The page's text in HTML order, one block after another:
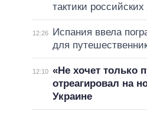
тактики
12:26
Испания ввела
для
12:10 «Не хочет только
отреагировал на
Украине